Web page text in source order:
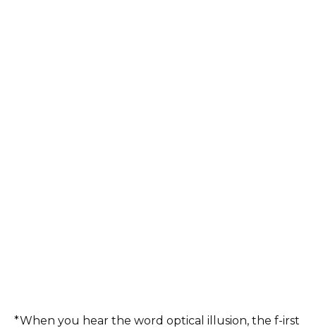
*When you hear the word optical illusion, the f-irst